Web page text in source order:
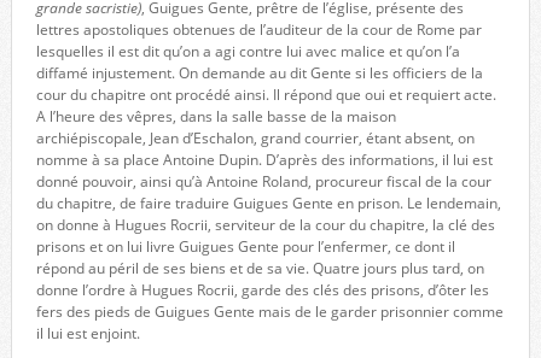
grande sacristie), Guigues Gente, prêtre de l’église, présente des
lettres apostoliques obtenues de l’auditeur de la cour de Rome par
lesquelles il est dit qu’on a agi contre lui avec malice et qu’on l’a
diffamé injustement. On demande au dit Gente si les officiers de la
cour du chapitre ont procédé ainsi. Il répond que oui et requiert acte.
A l’heure des vêpres, dans la salle basse de la maison
archiépiscopale, Jean d’Eschalon, grand courrier, étant absent, on
nomme à sa place Antoine Dupin. D’après des informations, il lui est
donné pouvoir, ainsi qu’à Antoine Roland, procureur fiscal de la cour
du chapitre, de faire traduire Guigues Gente en prison. Le lendemain,
on donne à Hugues Rocrii, serviteur de la cour du chapitre, la clé des
prisons et on lui livre Guigues Gente pour l’enfermer, ce dont il
répond au péril de ses biens et de sa vie. Quatre jours plus tard, on
donne l’ordre à Hugues Rocrii, garde des clés des prisons, d’ôter les
fers des pieds de Guigues Gente mais de le garder prisonnier comme
il lui est enjoint.